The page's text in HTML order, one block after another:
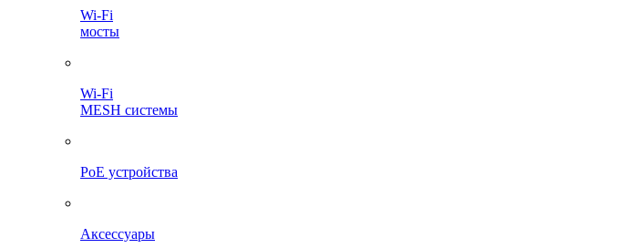
Wi-Fi
мосты
Wi-Fi
MESH системы
PoE устройства
Аксессуары